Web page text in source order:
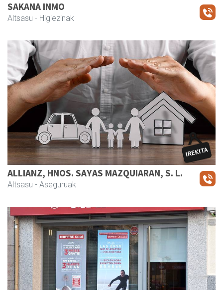
SAKANA INMO
Altsasu - Higiezinak
ALLIANZ, HNOS. SAYAS MAZQUIARAN, S. L.
Altsasu - Aseguruak